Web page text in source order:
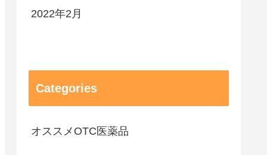
2022年2月
Categories
オススメOTC医薬品